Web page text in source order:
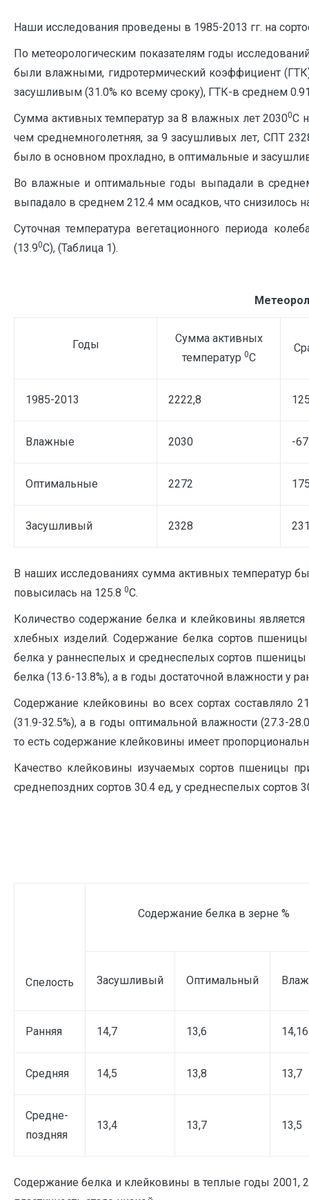
Наши исследования проведены в 1985-2013 гг. на
По метеорологическим показателям годы
были влажными, гидротермический коэффициент
засушливым (31.0% ко всему сроку), ГТК-в среднем
Сумма активных температур за 8 влажных лет 20300С
чем среднемноголетняя, за 9 засушливых лет, СПТ
было в основном прохладно, в оптимальные и
Во влажные и оптимальные годы выпадали в
выпадало в среднем 212.4 мм осадков, что снизилось
Суточная температура вегетационного периода
(13.90С), (Таблица 1).
Годы
Сумма активных
температур 0С
1985-2013 2222,8
Влажные 2030 -
Оптимальные 2272
Засушливый 2328
В наших исследованиях сумма активных температур
повысилась на 125.8 0С.
Количество содержание белка и клейковины
хлебных изделий. Содержание белка сортов
белка у раннеспелых и среднеспелых сортов
белка (13.6-13.8%), а в годы достаточной влажности у
Содержание клейковины во всех сортах составляло
(31.9-32.5%), а в годы оптимальной влажности (27.3-
то есть содержание клейковины имеет
Качество клейковины изучаемых сортов пшеницы
среднепоздних сортов 30.4 ед, у среднеспелых сортов
Спелость
Содержание белка в зерне %
Засушливый Оптимальный
Ранняя 14,7 13,6 14,16
Средняя 14,5 13,8 13,7
Средне-
поздняя
13,4 13,7 13,5
Содержание белка и клейковины в теплые годы 2001,